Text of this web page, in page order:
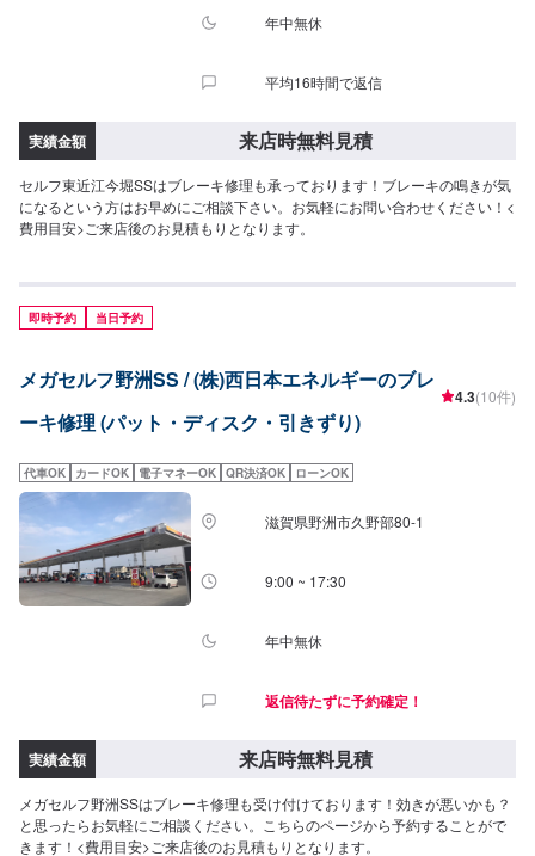
年中無休
平均16時間で返信
実績金額 来店時無料見積
セルフ東近江今堀SSはブレーキ修理も承っております！ブレーキの鳴きが気
になるという方はお早めにご相談下さい。お気軽にお問い合わせください！<
費用目安>ご来店後のお見積もりとなります。
即時予約 当日予約
メガセルフ野洲SS / (株)西日本エネルギーのブレ
ーキ修理 (パット・ディスク・引きずり)
4.3(10件)
代車OK カードOK 電子マネーOK QR決済OK ローンOK
滋賀県野洲市久野部80-1
9:00 ~ 17:30
年中無休
返信待たずに予約確定！
実績金額 来店時無料見積
メガセルフ野洲SSはブレーキ修理も受け付けております！効きが悪いかも？
と思ったらお気軽にご相談ください。こちらのページから予約することがで
きます！<費用目安>ご来店後のお見積もりとなります。